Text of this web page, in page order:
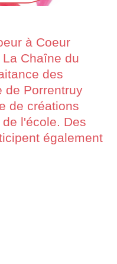
à Coeur
Chaîne du
des
de Porrentruy
de créations
l'école. Des
également